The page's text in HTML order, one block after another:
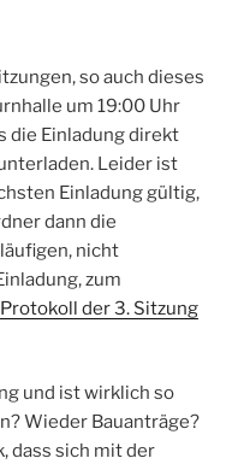
so auch dieses
um 19:00 Uhr
die Einladung direkt
Leider ist
Einladung gültig,
dann die
nicht
zum
Protokoll der 3. Sitzung
und ist wirklich so
Wieder Bauanträge?
dass sich mit der